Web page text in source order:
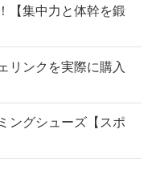
【集中力と体幹を鍛
リンクを実際に購入
ングシューズ【スポ